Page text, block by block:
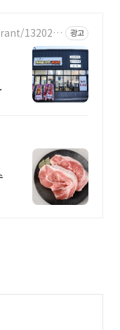
132025
광고